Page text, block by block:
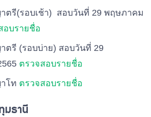
ตรี(รอบเช้า) สอบวันที่ 29 พฤษภาคม
อบรายชื่อ
ตรี (รอบบ่าย) สอบวันที่ 29
ตรวจสอบรายชื่อ
โท ตรวจสอบรายชื่อ
ธานี